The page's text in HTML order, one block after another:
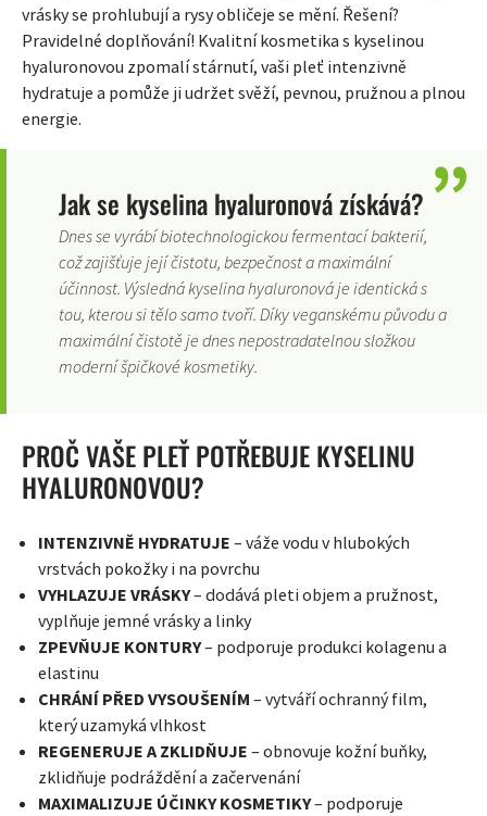
vrásky se prohlubují a rysy obličeje se mění. Řešení?
Pravidelné doplňování! Kvalitní kosmetika s kyselinou
hyaluronovou zpomalí stárnutí, vaši pleť intenzivně
hydratuje a pomůže ji udržet svěží, pevnou, pružnou a plnou
energie.
Jak se kyselina hyaluronová získává?
Dnes se vyrábí biotechnologickou fermentací bakterií,
což zajišťuje její čistotu, bezpečnost a maximální
účinnost. Výsledná kyselina hyaluronová je identická s
tou, kterou si tělo samo tvoří. Díky veganskému původu a
maximální čistotě je dnes nepostradatelnou složkou
moderní špičkové kosmetiky.
PROČ VAŠE PLEŤ POTŘEBUJE KYSELINU
HYALURONOVOU?
INTENZIVNĚ HYDRATUJE – váže vodu v hlubokých
vrstvách pokožky i na povrchu
VYHLAZUJE VRÁSKY– dodává pleti objem a pružnost,
vyplňuje jemné vrásky a linky
ZPEVŇUJE KONTURY– podporuje produkci kolagenu a
elastinu
CHRÁNÍ PŘED VYSOUŠENÍM – vytváří ochranný film,
který uzamyká vlhkost
REGENERUJE A ZKLIDŇUJE – obnovuje kožní buňky,
zklidňuje podráždění a začervenání
MAXIMALIZUJE ÚČINKY KOSMETIKY– podporuje